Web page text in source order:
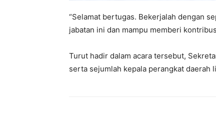
“Selamat bertugas. Bekerjalah dengan
jabatan ini dan mampu memberi
Turut hadir dalam acara tersebut,
serta sejumlah kepala perangkat daerah